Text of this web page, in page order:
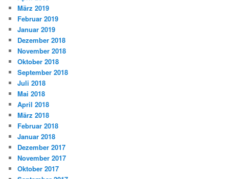
März 2019
Februar 2019
Januar 2019
Dezember 2018
November 2018
Oktober 2018
September 2018
Juli 2018
Mai 2018
April 2018
März 2018
Februar 2018
Januar 2018
Dezember 2017
November 2017
Oktober 2017